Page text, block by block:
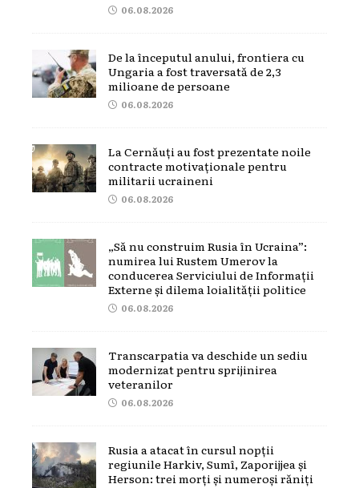
06.08.2026
De la începutul anului, frontiera cu
Ungaria a fost traversată de 2,3
milioane de persoane
06.08.2026
La Cernăuți au fost prezentate noile
contracte motivaționale pentru
militarii ucraineni
06.08.2026
„Să nu construim Rusia în Ucraina”:
numirea lui Rustem Umerov la
conducerea Serviciului de Informații
Externe și dilema loialității politice
06.08.2026
Transcarpatia va deschide un sediu
modernizat pentru sprijinirea
veteranilor
06.08.2026
Rusia a atacat în cursul nopții
regiunile Harkiv, Sumî, Zaporijjea și
Herson: trei morți și numeroși răniți